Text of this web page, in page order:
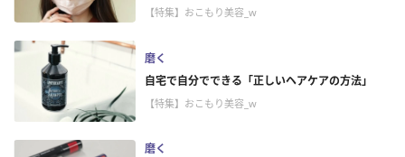
【特集】おこもり美容_w
磨く
自宅で自分でできる「正しいヘアケアの方法」
【特集】おこもり美容_w
磨く